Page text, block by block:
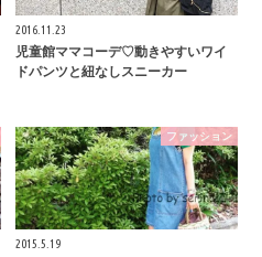
2016.11.23
児童館ママコーデ♡動きやすいワイ
ドパンツと紐なしスニーカー
ファッション
2015.5.19